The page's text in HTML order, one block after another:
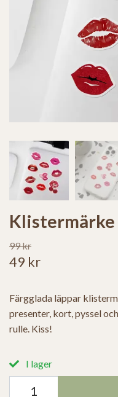
Klistermärke
99 kr
49 kr
Färgglada läppar
presenter, kort, pyssel
rulle. Kiss!
I lager